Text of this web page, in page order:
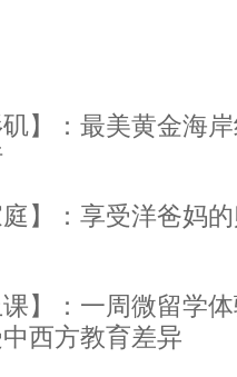
矶】：最美黄金海
庭】：享受洋爸妈
课】：一周微留学
西方教育差异